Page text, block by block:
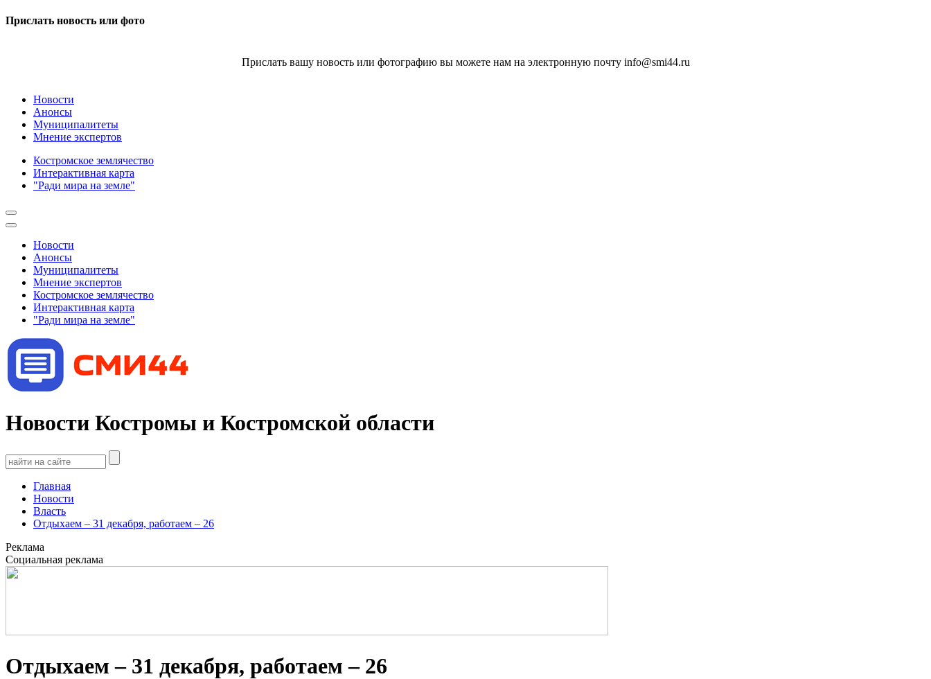
Прислать новость или фото
Прислать вашу новость или фотографию вы можете нам на электронную почту info@smi44.ru
Новости
Анонсы
Муниципалитеты
Мнение экспертов
Костромское землячество
Интерактивная карта
"Ради мира на земле"
Новости
Анонсы
Муниципалитеты
Мнение экспертов
Костромское землячество
Интерактивная карта
"Ради мира на земле"
Новости Костромы и Костромской области
Главная
Новости
Власть
Отдыхаем – 31 декабря, работаем – 26
Реклама
Социальная реклама
Отдыхаем – 31 декабря, работаем – 26